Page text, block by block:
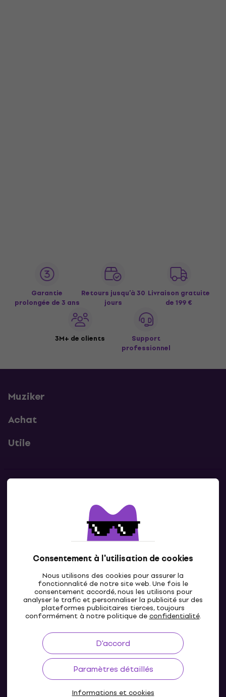
Consentement à l'utilisation de cookies
Nous utilisons des cookies pour assurer la
fonctionnalité de notre site web. Une fois le
consentement accordé, nous les utilisons pour
analyser le trafic et personnaliser la publicité sur des
plateformes publicitaires tierces, toujours
conformément à notre politique deconfidentialité.
D'accord
Paramètres détaillés
Informations et cookies
Garantie
prolongée de 3 ans
Retours jusqu’à 30
jours
Livraison gratuite
de 199 €
3M+ de clients
Support
professionnel
Muziker
Achat
Utile
Contacte nous
LU